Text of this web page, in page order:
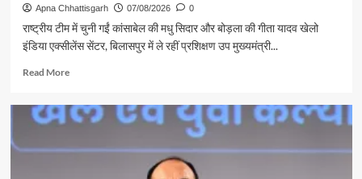
प्रदेशवासियों
के
सुख,
समृद्धि
की
Apna Chhattisgarh 07/08/2026 0
राष्ट्रीय टीम में चुनी गईं कांसाबेल की मधु सिदार और बोड़ला की गीता यादव खेलो
इंडिया एक्सीलेंस सेंटर, बिलासपुर में ले रहीं प्रशिक्षण उप मुख्यमंत्री...
Read MoreRead
छत्तीसगढ़
दो